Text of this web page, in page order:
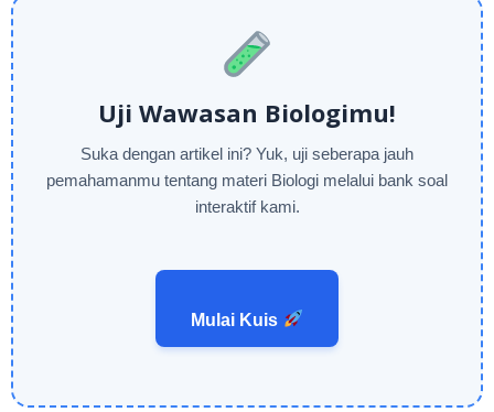
Uji Wawasan Biologimu!
Suka dengan artikel ini? Yuk, uji seberapa jauh
pemahamanmu tentang materi Biologi melalui bank soal
interaktif kami.
Mulai Kuis